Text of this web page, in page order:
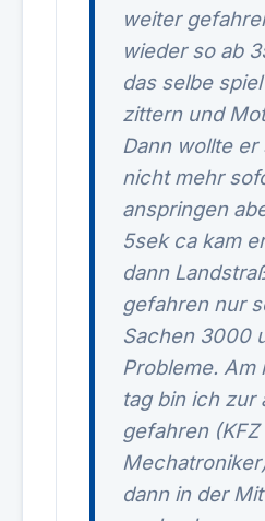
weiter
wieder so ab
das selbe
zittern und
Dann wollte er
nicht mehr
anspringen
5sek ca kam
dann
gefahren nur
Sachen 3000
Probleme. Am
tag bin ich zur
gefahren (KFZ
dann in der